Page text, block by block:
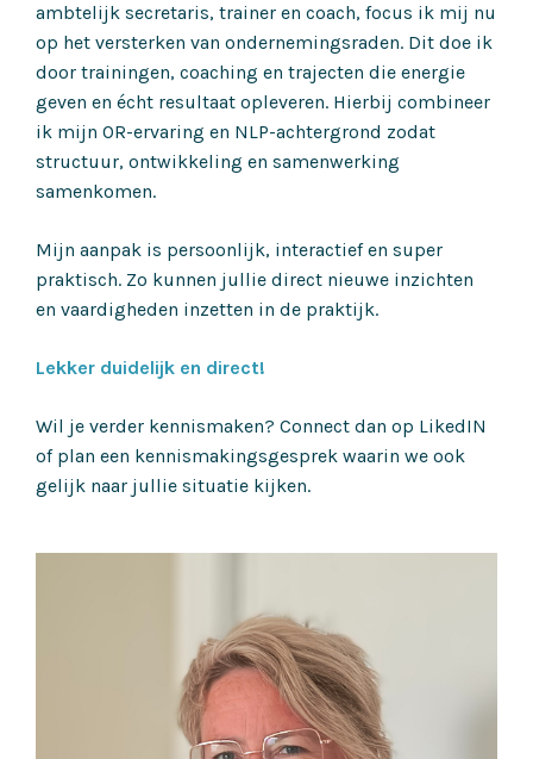
ambtelijk secretaris, trainer en coach, focus ik mij nu
op het versterken van ondernemingsraden. Dit doe ik
door trainingen, coaching en trajecten die energie
geven en écht resultaat opleveren. Hierbij combineer
ik mijn OR-ervaring en NLP-achtergrond zodat
structuur, ontwikkeling en samenwerking
samenkomen.
Mijn aanpak is persoonlijk, interactief en super
praktisch. Zo kunnen jullie direct nieuwe inzichten
en vaardigheden inzetten in de praktijk.
Lekker duidelijk en direct!
Wil je verder kennismaken? Connect dan op LikedIN
of plan een kennismakingsgesprek waarin we ook
gelijk naar jullie situatie kijken.